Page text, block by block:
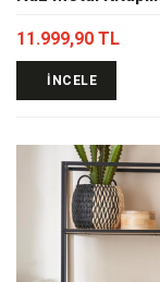
11.999,90 TL
İNCELE